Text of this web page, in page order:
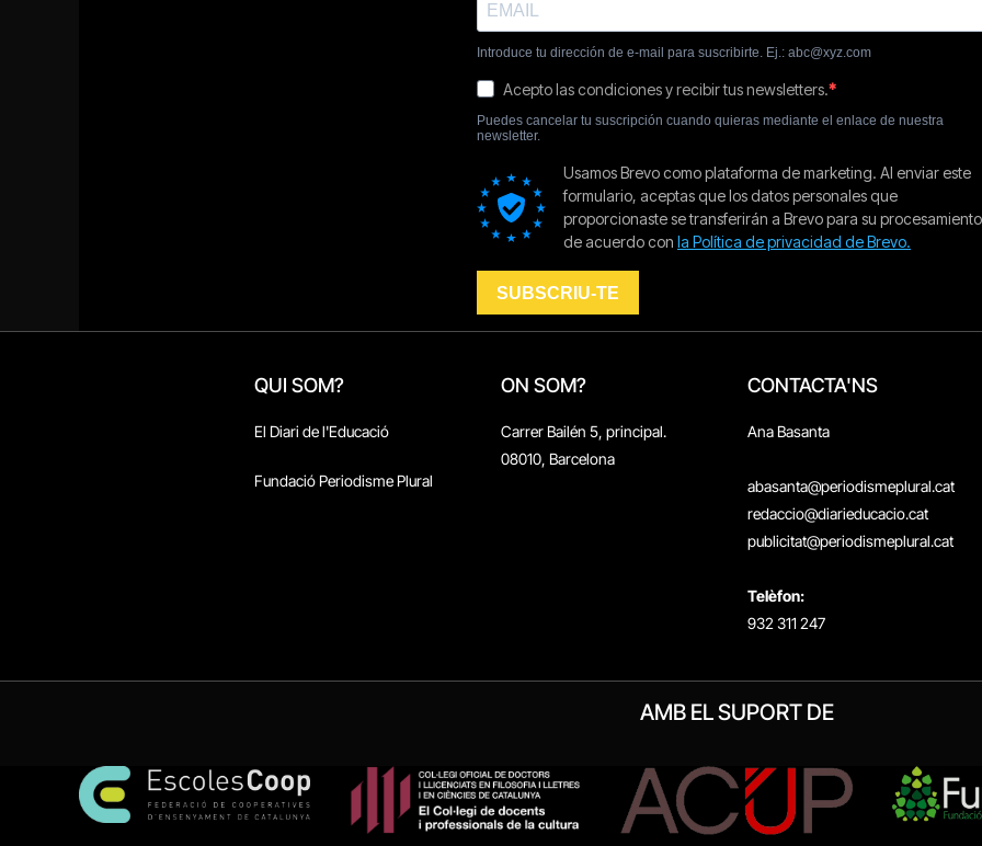
QUI SOM?
El Diari de l'Educació
Fundació Periodisme Plural
ON SOM?
Carrer Bailén 5, principal.
08010, Barcelona
CONTACTA'NS
Ana Basanta
abasanta@periodismeplural.cat
redaccio@diarieducacio.cat
publicitat@periodismeplural.cat
Telèfon:
932 311 247
AMB EL SUPORT DE